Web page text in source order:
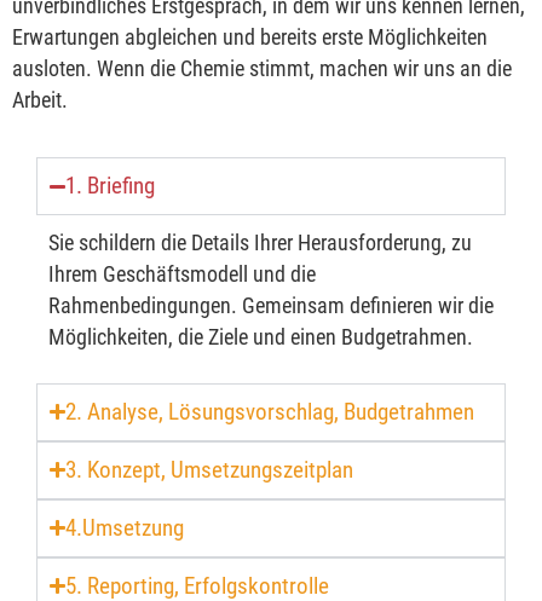
unverbindliches Erstgespräch, in dem wir uns kennen lernen,
Erwartungen abgleichen und bereits erste Möglichkeiten
ausloten. Wenn die Chemie stimmt, machen wir uns an die
Arbeit.
1. Briefing
Sie schildern die Details Ihrer Herausforderung, zu
Ihrem Geschäftsmodell und die
Rahmenbedingungen. Gemeinsam definieren wir die
Möglichkeiten, die Ziele und einen Budgetrahmen.
2. Analyse, Lösungsvorschlag, Budgetrahmen
3. Konzept, Umsetzungszeitplan
4.Umsetzung
5. Reporting, Erfolgskontrolle